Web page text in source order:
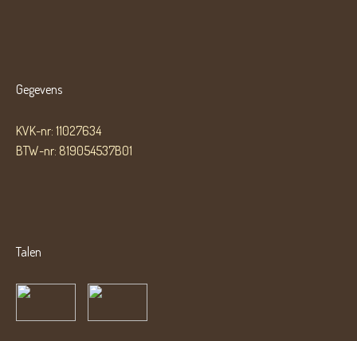
Gegevens
KVK-nr: 11027634
BTW-nr: 819054537B01
Talen